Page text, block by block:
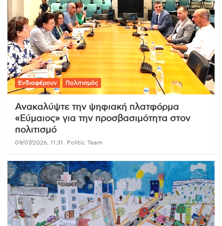
Ενδιαφέρουν Πολιτισμός
Ανακαλύψτε την ψηφιακή πλατφόρμα
«Εύμαιος» για την προσβασιμότητα στον
πολιτισμό
09/07/2026, 11:31 Politic Team